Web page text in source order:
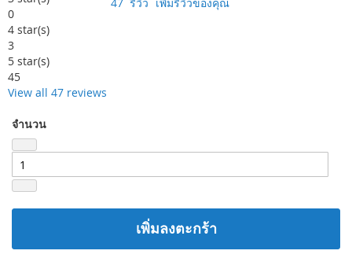
0
4 star(s)
3
5 star(s)
45
View all 47 reviews
จำนวน
เพิ่มลงตะกร้า